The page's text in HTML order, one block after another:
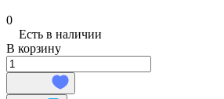
0
Есть в наличии
В корзину